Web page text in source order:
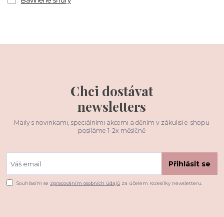
Chci dostávat
newsletters
Maily s novinkami, speciálními akcemi a děním v zákulisí e-shopu
posíláme 1-2x měsíčně
Přihlásit se
Souhlasím se zpracováním osobních údajů za účelem rozesílky newsletteru.